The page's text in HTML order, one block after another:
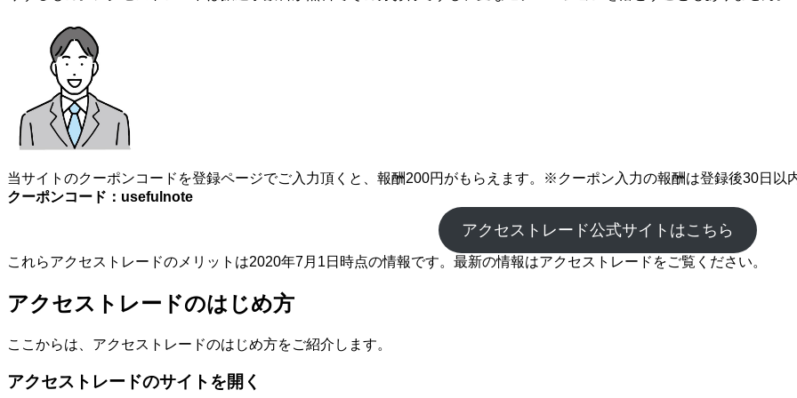
当サイトのクーポンコードを登録ページでご入力頂くと、報酬200円がもらえます。※クーポン入力の報酬は登録後30日以
クーポンコード：usefulnote
アクセストレード公式サイトはこちら
これらアクセストレードのメリットは2020年7月1日時点の情報です。最新の情報はアクセストレードをご覧ください。
アクセストレードのはじめ方
ここからは、アクセストレードのはじめ方をご紹介します。
アクセストレードのサイトを開く